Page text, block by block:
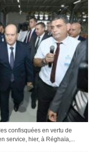
confisquées en vertu de
service, hier, à Réghaïa,...